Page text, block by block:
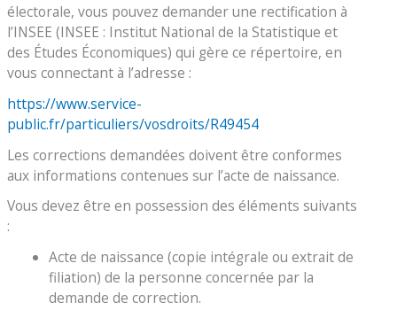
électorale, vous pouvez demander une rectification à
l’INSEE (INSEE : Institut National de la Statistique et
des Études Économiques) qui gère ce répertoire, en
vous connectant à l’adresse :
https://www.service-
public.fr/particuliers/vosdroits/R49454
Les corrections demandées doivent être conformes
aux informations contenues sur l’acte de naissance.
Vous devez être en possession des éléments suivants
:
Acte de naissance (copie intégrale ou extrait de
filiation) de la personne concernée par la
demande de correction.